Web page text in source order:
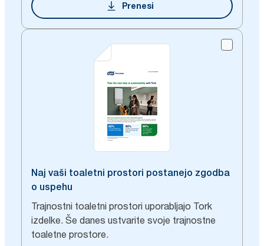
Prenesi
Naj vaši toaletni prostori postanejo zgodba
o uspehu
Trajnostni toaletni prostori uporabljajo Tork
izdelke. Še danes ustvarite svoje trajnostne
toaletne prostore.